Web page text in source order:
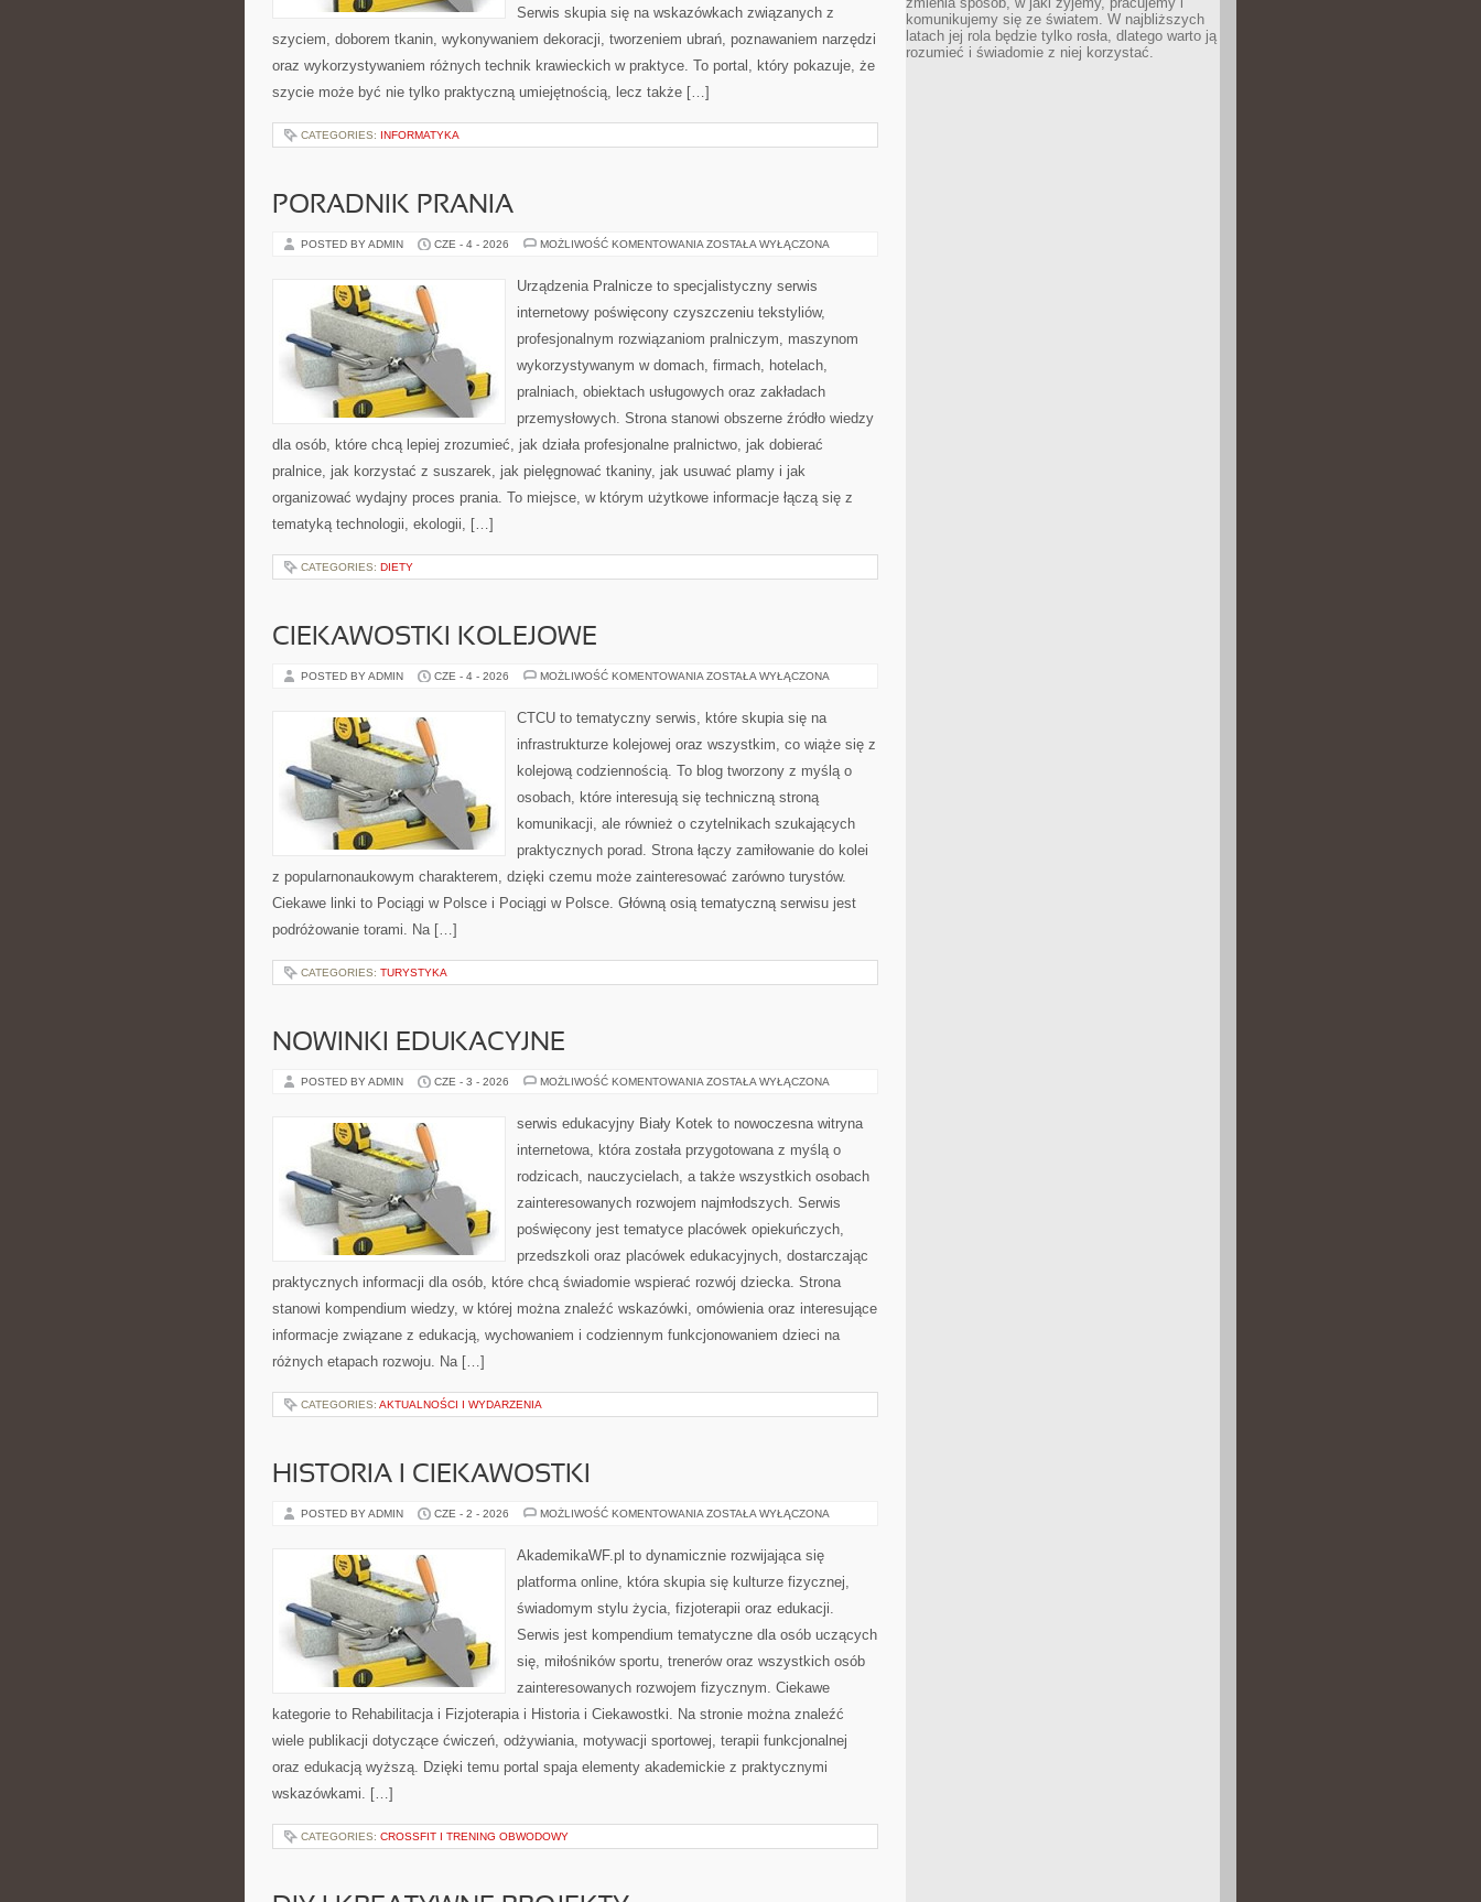
Serwis skupia się na wskazówkach związanych z
szyciem, doborem tkanin, wykonywaniem dekoracji, tworzeniem ubrań, poznawaniem narzędzi
oraz wykorzystywaniem różnych technik krawieckich w praktyce. To portal, który pokazuje, że
szycie może być nie tylko praktyczną umiejętnością, lecz także […]
CATEGORIES: INFORMATYKA
PORADNIK PRANIA
POSTED BY ADMIN CZE - 4 - 2026 MOŻLIWOŚĆ KOMENTOWANIA PORADNIK
ZOSTAŁA WYŁĄCZONA
Urządzenia Pralnicze to specjalistyczny serwis
internetowy poświęcony czyszczeniu tekstyliów,
profesjonalnym rozwiązaniom pralniczym, maszynom
wykorzystywanym w domach, firmach, hotelach,
pralniach, obiektach usługowych oraz zakładach
przemysłowych. Strona stanowi obszerne źródło wiedzy
dla osób, które chcą lepiej zrozumieć, jak działa profesjonalne pralnictwo, jak dobierać
pralnice, jak korzystać z suszarek, jak pielęgnować tkaniny, jak usuwać plamy i jak
organizować wydajny proces prania. To miejsce, w którym użytkowe informacje łączą się z
tematyką technologii, ekologii, […]
CATEGORIES: DIETY
CIEKAWOSTKI KOLEJOWE
POSTED BY ADMIN CZE - 4 - 2026 MOŻLIWOŚĆ KOMENTOWANIA CIEKAWOSTKI
ZOSTAŁA WYŁĄCZONA
CTCU to tematyczny serwis, które skupia się na
infrastrukturze kolejowej oraz wszystkim, co wiąże się z
kolejową codziennością. To blog tworzony z myślą o
osobach, które interesują się techniczną stroną
komunikacji, ale również o czytelnikach szukających
praktycznych porad. Strona łączy zamiłowanie do kolei
z popularnonaukowym charakterem, dzięki czemu może zainteresować zarówno turystów.
Ciekawe linki to Pociągi w Polsce i Pociągi w Polsce. Główną osią tematyczną serwisu jest
podróżowanie torami. Na […]
CATEGORIES: TURYSTYKA
NOWINKI EDUKACYJNE
POSTED BY ADMIN CZE - 3 - 2026 MOŻLIWOŚĆ KOMENTOWANIA NOWINKI
ZOSTAŁA WYŁĄCZONA
serwis edukacyjny Biały Kotek to nowoczesna witryna
internetowa, która została przygotowana z myślą o
rodzicach, nauczycielach, a także wszystkich osobach
zainteresowanych rozwojem najmłodszych. Serwis
poświęcony jest tematyce placówek opiekuńczych,
przedszkoli oraz placówek edukacyjnych, dostarczając
praktycznych informacji dla osób, które chcą świadomie wspierać rozwój dziecka. Strona
stanowi kompendium wiedzy, w której można znaleźć wskazówki, omówienia oraz interesujące
informacje związane z edukacją, wychowaniem i codziennym funkcjonowaniem dzieci na
różnych etapach rozwoju. Na […]
CATEGORIES: AKTUALNOŚCI I WYDARZENIA
HISTORIA I CIEKAWOSTKI
POSTED BY ADMIN CZE - 2 - 2026 MOŻLIWOŚĆ KOMENTOWANIA HISTORIA
ZOSTAŁA WYŁĄCZONA
AkademikaWF.pl to dynamicznie rozwijająca się
platforma online, która skupia się kulturze fizycznej,
świadomym stylu życia, fizjoterapii oraz edukacji.
Serwis jest kompendium tematyczne dla osób uczących
się, miłośników sportu, trenerów oraz wszystkich osób
zainteresowanych rozwojem fizycznym. Ciekawe
kategorie to Rehabilitacja i Fizjoterapia i Historia i Ciekawostki. Na stronie można znaleźć
wiele publikacji dotyczące ćwiczeń, odżywiania, motywacji sportowej, terapii funkcjonalnej
oraz edukacją wyższą. Dzięki temu portal spaja elementy akademickie z praktycznymi
wskazówkami. […]
CATEGORIES: CROSSFIT I TRENING OBWODOWY
komunikujemy się ze światem. W najbliższych
latach jej rola będzie tylko rosła, dlatego warto ją
rozumieć i świadomie z niej korzystać.